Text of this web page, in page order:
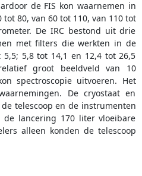
de FIS kon waarnemen in
80, van 60 tot 110, van 110 tot
De IRC bestond uit drie
met filters die werkten in de
5,8 tot 14,1 en 12,4 tot 26,5
groot beeldveld van 10
spectroscopie uitvoeren. Het
De cryostaat en
telescoop en de instrumenten
de lancering 170 liter vloeibare
alleen konden de telescoop